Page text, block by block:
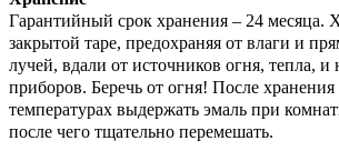
Гарантийный срок хранения – 24 месяца.
закрытой таре, предохраняя от влаги и
лучей, вдали от источников огня, тепла, и
приборов. Беречь от огня! После
температурах выдержать эмаль при
после чего тщательно перемешать.